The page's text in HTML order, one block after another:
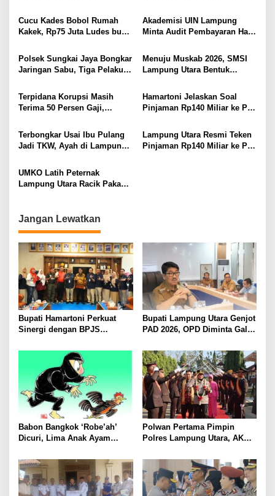
Korban Kebakaran
BAWA KOMITMEN PERKUAT
KAMTIBMAS DAN
PELAYANAN PRESISI
Cucu Kades Bobol Rumah
Kakek, Rp75 Juta Ludes buat
Ditembak Polisi
Akademisi UIN Lampung
Minta Audit Pembayaran Hak
Kepastian Hukum Tak Boleh
Berlarut
Polsek Sungkai Jaya Bongkar
Jaringan Sabu, Tiga Pelaku
Menuju Muskab 2026, SMSI
Lampung Utara Bentuk
Kepengurusan
Terpidana Korupsi Masih
Terima 50 Persen Gaji,
Tunggu Keputusan BKN
Hamartoni Jelaskan Soal
Pinjaman Rp140 Miliar ke PT
Perbaikan Jalan Butuh Waktu
Bertahun-tahun
Terbongkar Usai Ibu Pulang
Jadi TKW, Ayah di Lampung
Kandung Selama Empat
Tahun, Nyaris Diamuk Massa
Lampung Utara Resmi Teken
Pinjaman Rp140 Miliar ke PT
UMKO Latih Peternak
Lampung Utara Racik Pakan
Mahal
Jangan Lewatkan
Bupati Hamartoni Perkuat
Sinergi dengan BPJS
Kesehatan Makin Cepat dan
Bupati Lampung Utara Genjot
PAD 2026, OPD Diminta Gali
hingga Optimalkan PBB-P2
Babon Bangkok ‘Robe’ah’
Dicuri, Lima Anak Ayam
Gang Jalaba Kotabumi Heboh
Polwan Pertama Pimpin
Polres Lampung Utara, AKBP
Pedang Pora